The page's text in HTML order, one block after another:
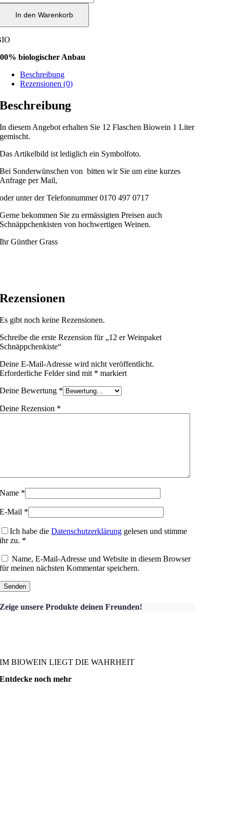
In den Warenkorb
biologischer Anbau
Beschreibung
Rezensionen (0)
Beschreibung
In diesem Angebot erhalten Sie 12 Flaschen Biowein 1 Liter
gemischt.
Das Artikelbild ist lediglich ein Symbolfoto.
Bei Sonderwünschen von bitten wir Sie um eine kurzes
Anfrage per Mail,
oder unter der Telefonnummer 0170 497 0717
Gerne bekommen Sie zu ermässigten Preisen auch
Schnäppchenkisten von hochwertigen Weinen.
Ihr Günther Grass
Rezensionen
Es gibt noch keine Rezensionen.
Schreibe die erste Rezension für „12 er Weinpaket
Schnäppchenkiste“
Deine E-Mail-Adresse wird nicht veröffentlicht.
Erforderliche Felder sind mit * markiert
Deine Bewertung *
Deine Rezension *
Name *
E-Mail *
Ich habe dieDatenschutzerklärung gelesen und stimme
ihr zu. *
Name, E-Mail-Adresse und Website in diesem Browser
für meinen nächsten Kommentar speichern.
Zeige unsere Produkte deinen Freunden!
IM BIOWEIN LIEGT DIE WAHRHEIT
Entdecke noch mehr